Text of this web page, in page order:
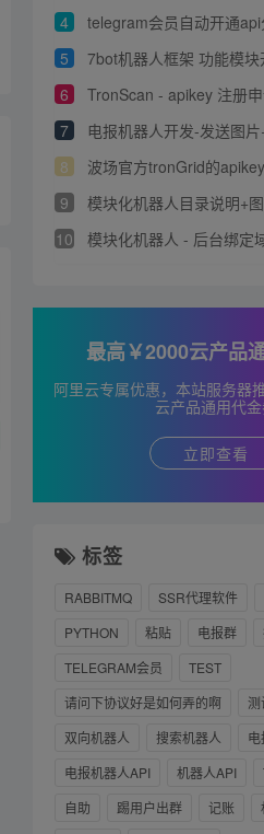
4
telegram会员自动开通api
5
7bot机器人框架 功能模块开
6
TronScan - apikey 注册
7
电报机器人开发-发送图
8
波场官方tronGrid的
9
模块化机器人目录说明+
10
模块化机器人 - 后台绑定
最高￥2000云产品
阿里云专属优惠，本站服务器
云产品通用代
立即查看
标签
RABBITMQ SSR代理软件
PYTHON
粘贴 电报群
TELEGRAM会员
TEST
请问下协议好是如何弄的啊
测
双向机器人
搜索机器人
电
电报机器人API
机器人API
自助
踢用户出群 记账